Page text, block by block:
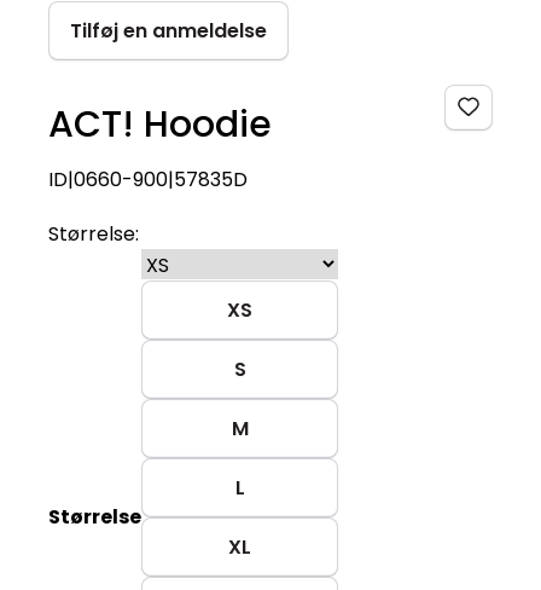
Tilføj en anmeldelse
ACT! Hoodie
ID|0660-900|57835D
Størrelse:
Størrelse
XS
S
M
L
XL